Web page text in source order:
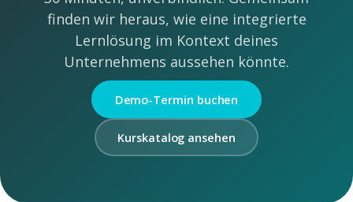
finden wir heraus, wie eine integrierte
Lernlösung im Kontext deines
Unternehmens aussehen könnte.
Demo-Termin buchen
Kurskatalog ansehen